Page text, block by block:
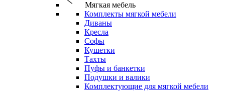
Мягкая мебель
Комплекты мягкой мебели
Диваны
Кресла
Софы
Кушетки
Тахты
Пуфы и банкетки
Подушки и валики
Комплектующие для мягкой мебели